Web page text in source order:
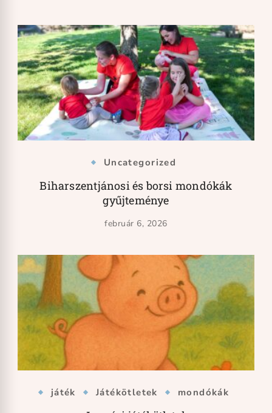
Uncategorized
Biharszentjánosi és borsi mondókák
gyűjteménye
február 6, 2026
játék Játékötletek mondókák